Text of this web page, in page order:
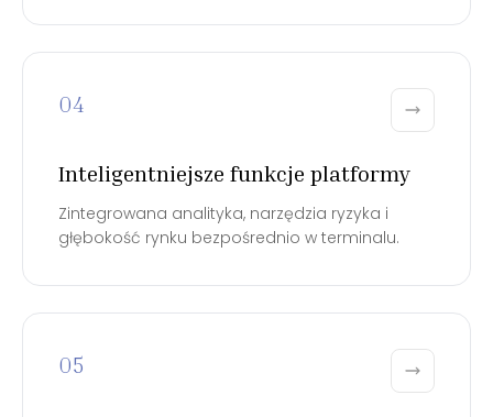
04
Inteligentniejsze funkcje platformy
Zintegrowana analityka, narzędzia ryzyka i
głębokość rynku bezpośrednio w terminalu.
05